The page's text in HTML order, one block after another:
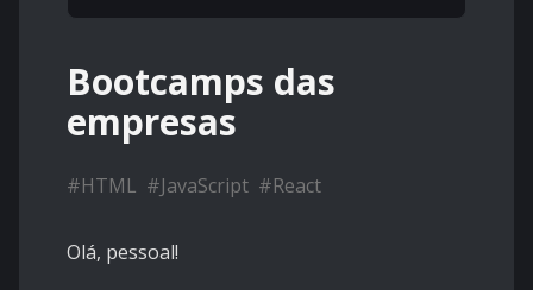
Bootcamps das
empresas
#HTML #JavaScript #React
Olá, pessoal!